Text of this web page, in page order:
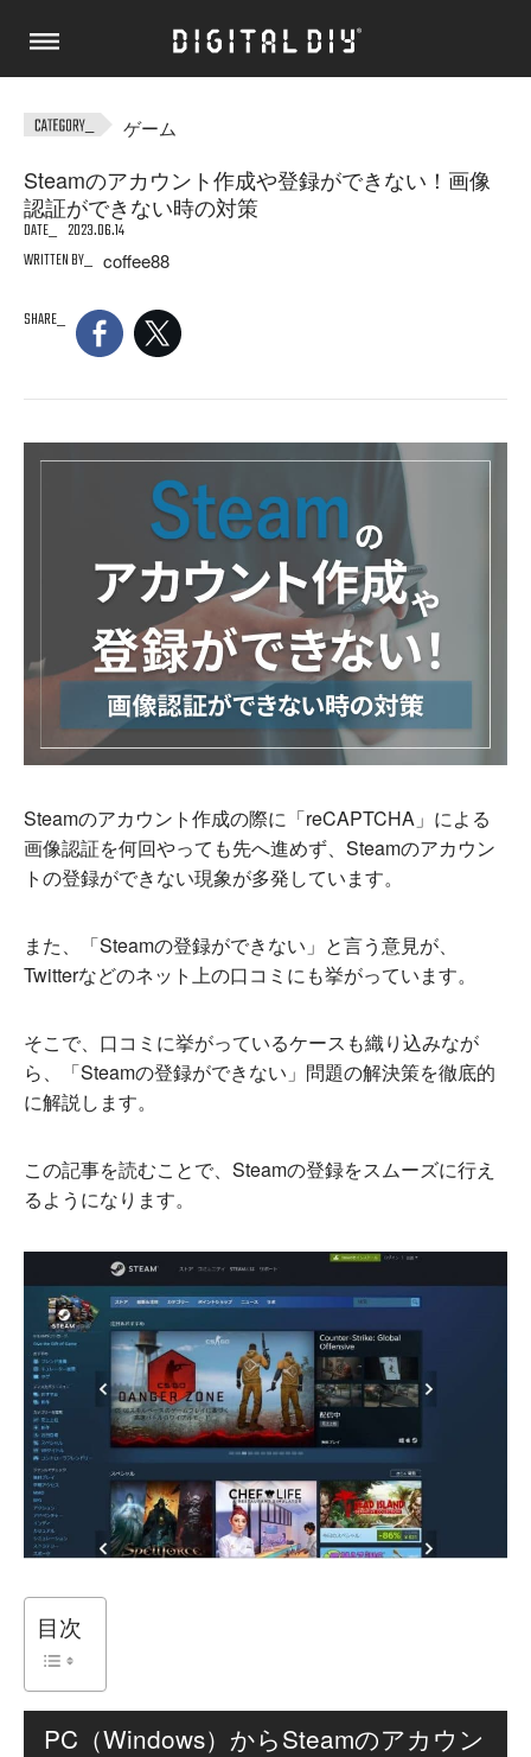
ゲーム
Steamのアカウント作成や登録ができない！画像
認証ができない時の対策
DATE
2023.06.14
WRITTEN BY
coffee88
SHARE
Steamのアカウント作成の際に「reCAPTCHA」による
画像認証を何回やっても先へ進めず、Steamのアカウン
トの登録ができない現象が多発しています。
また、「Steamの登録ができない」と言う意見が、
Twitterなどのネット上の口コミにも挙がっています。
そこで、口コミに挙がっているケースも織り込みなが
ら、「Steamの登録ができない」問題の解決策を徹底的
に解説します。
この記事を読むことで、Steamの登録をスムーズに行え
るようになります。
目次
PC（Windows）からSteamのアカウン